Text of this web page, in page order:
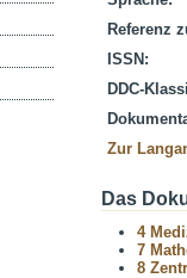
Referenz
ISSN:
DDC-
Zur
Das
4
7
8